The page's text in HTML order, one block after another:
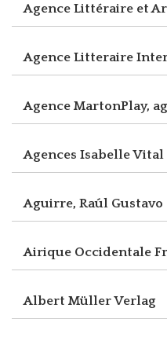
Agence Littéraire et
Agence Litteraire
Agence MartonPlay,
Agences Isabelle Vital
Aguirre, Raúl Gustavo
Airique Occidentale
Albert Müller Verlag